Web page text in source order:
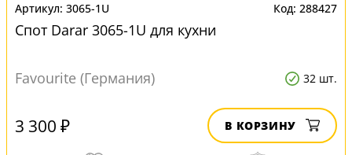
3065-1U 288427
Спот Darar 3065-1U для кухни
Favourite (Германия) 32 шт.
3 300 ₽ В КОРЗИНУ